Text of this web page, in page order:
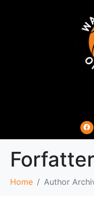
Home Author